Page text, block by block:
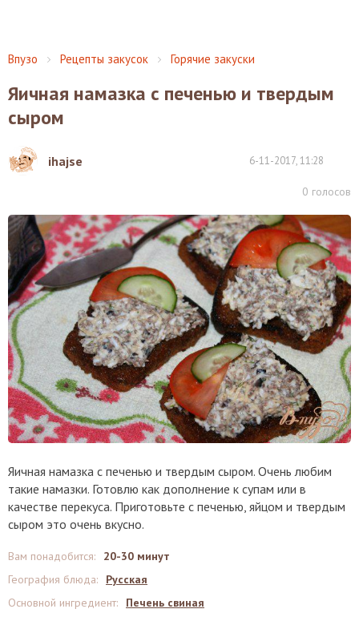
Впузо Рецепты закусок Горячие закуски
Яичная намазка с печенью и твердым
сыром
ihajse 6-11-2017, 11:28
0 голосов
Яичная намазка с печенью и твердым сыром. Очень любим
такие намазки. Готовлю как дополнение к супам или в
качестве перекуса. Приготовьте с печенью, яйцом и твердым
сыром это очень вкусно.
Вам понадобится:
20-30 минут
География блюда:
Русская
Основной ингредиент:
Печень свиная